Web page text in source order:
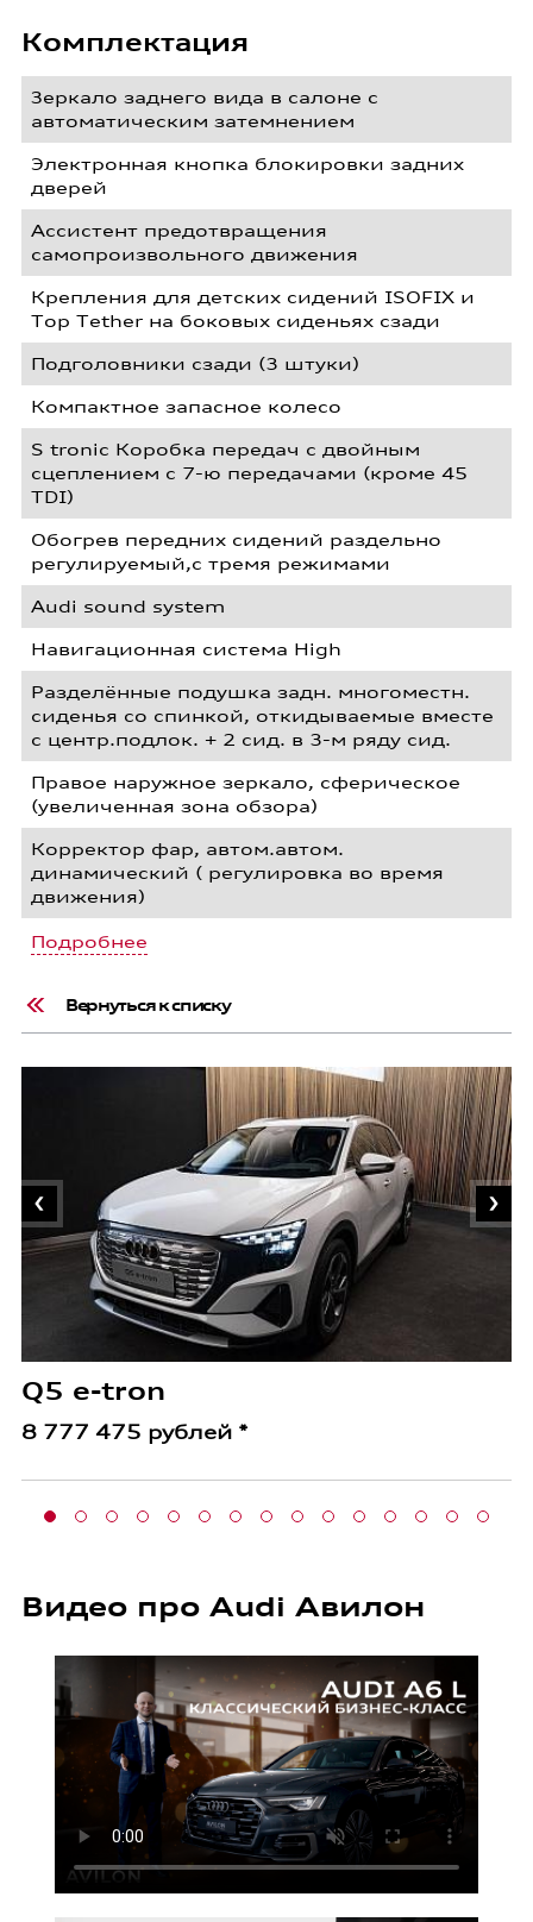
Комплектация
Зеркало заднего вида в салоне с
автоматическим затемнением
Электронная кнопка блокировки задних
дверей
Ассистент предотвращения
самопроизвольного движения
Крепления для детских сидений ISOFIX и
Top Tether на боковых сиденьях сзади
Подголовники сзади (3 штуки)
Компактное запасное колесо
S tronic Коробка передач с двойным
сцеплением с 7-ю передачами (кроме 45
TDI)
Обогрев передних сидений раздельно
регулируемый,с тремя режимами
Audi sound system
Навигационная система High
Разделённые подушка задн. многоместн.
сиденья со спинкой, откидываемые вместе
с центр.подлок. + 2 сид. в 3-м ряду сид.
Правое наружное зеркало, сферическое
(увеличенная зона обзора)
Корректор фар, автом.автом.
динамический ( регулировка во время
движения)
Подробнее
Вернуться к списку
Q5 e-tron
8 777 475 рублей *
8
Видео про Audi Авилон